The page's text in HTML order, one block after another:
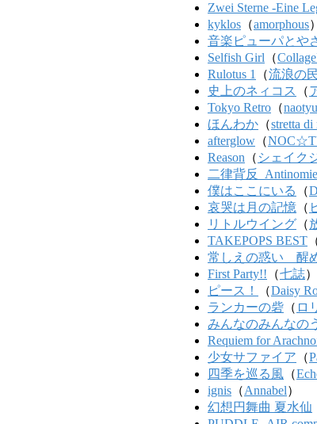
Zwei Sterne -Eine
kyklos （amorphous）
音楽ピューパとや
Selfish Girl （
Rulotus 1
（流浪の
史上のネィコス
（
Tokyo Retro （
ほんわか （stretta di
afterglow （
Reason （ シェイク
二律背反
僕はここにいる
（
哀哭は月の記憶 （
リトルウイング （
TAKEPOPS BEST
常しえの惑い 醒
First Party!! （七誌）
ピース！
（Daisy
ランカーの砦 （ ロ
みんなのみんなの
Requiem for
少女サファイア （
四季を巡る風 （
ignis （Annabel）
幻想円舞曲 夏水仙